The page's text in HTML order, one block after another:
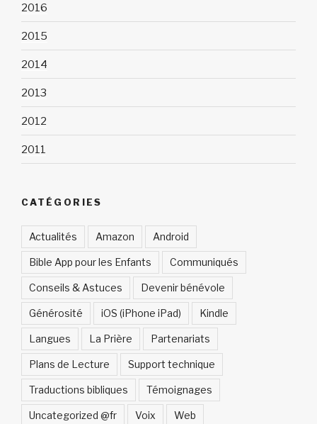
2016
2015
2014
2013
2012
2011
CATÉGORIES
Actualités Amazon Android
Bible App pour les Enfants Communiqués
Conseils & Astuces Devenir bénévole
Générosité iOS (iPhone iPad) Kindle
Langues La Prière Partenariats
Plans de Lecture Support technique
Traductions bibliques Témoignages
Uncategorized @fr Voix Web